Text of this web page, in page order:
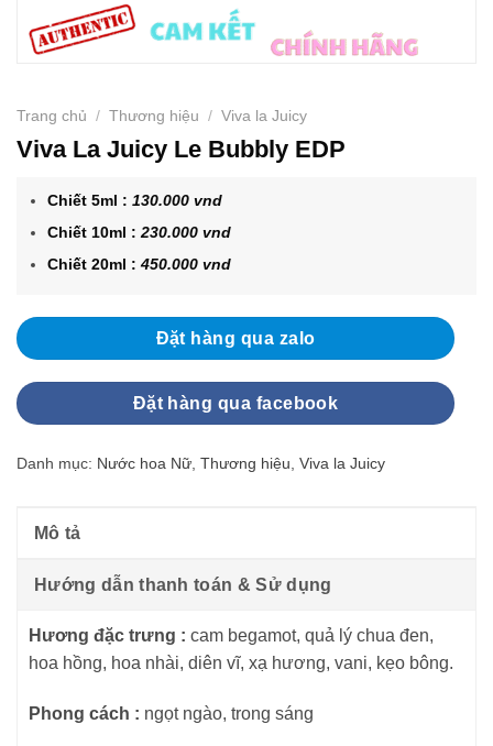
Trang chủ / Thương hiệu / Viva la Juicy
Viva La Juicy Le Bubbly EDP
Chiết 5ml :130.000 vnd
Chiết 10ml :230.000 vnd
Chiết 20ml :450.000 vnd
Đặt hàng qua zalo
Đặt hàng qua facebook
Danh mục: Nước hoa Nữ Thương hiệu Viva la Juicy
Mô tả
Hướng dẫn thanh toán & Sử dụng
Hương đặc trưng : cam begamot, quả lý chua đen,
hoa hồng, hoa nhài, diên vĩ, xạ hương, vani, kẹo bông.
Phong cách : ngọt ngào, trong sáng